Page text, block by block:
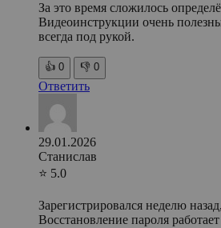
За это время сложилось
Видеоинструкции очень
всегда под рукой.
👍 0 👎 0
Ответить
29.01.2026
Станислав
⭐ 5.0
Зарегистрировался неделю
Восстановление пароля